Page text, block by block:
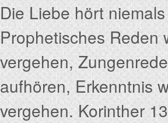
Die Liebe hört
Prophetisches Reden
vergehen,
aufhören, Erkenntnis
vergehen. Korinther